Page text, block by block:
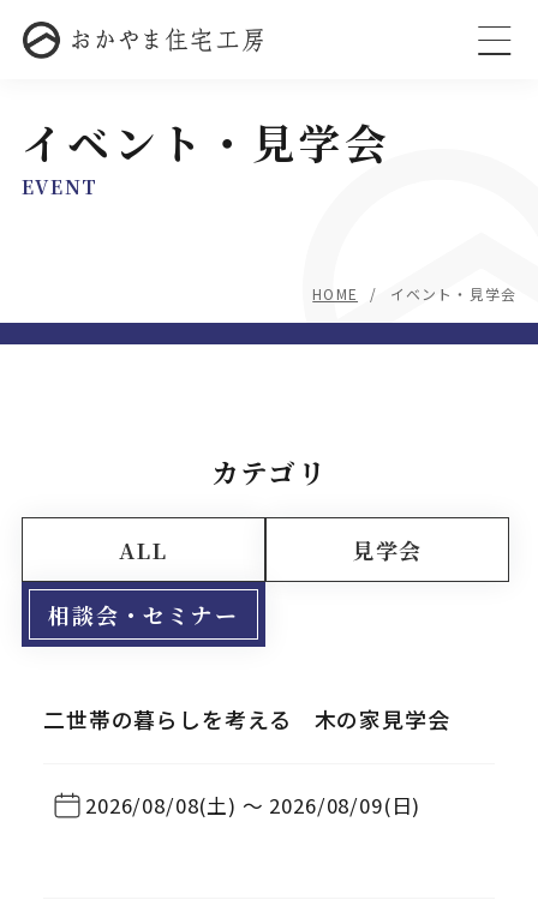
イベント・見学会
EVENT
HOME イベント・見学会
カテゴリ
ALL 見学会
相談会・セミナー
NEW
二世帯の暮らしを考える 木の家見学会
2026/08/08(土) 〜 2026/08/09(日)